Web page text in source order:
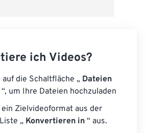
ich Videos?
die Schaltfläche „ Dateien
“, um Ihre Dateien hochzuladen
ein Zielvideoformat aus der
„ Konvertieren in “ aus.